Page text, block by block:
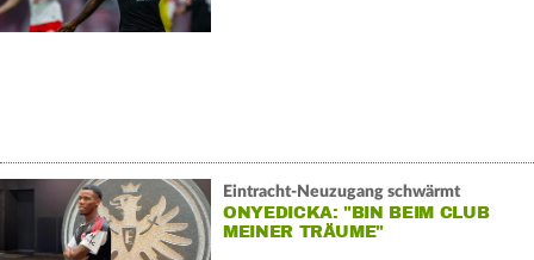
Eintracht-Neuzugang schwärmt
ONYEDICKA: "BIN BEIM CLUB
MEINER TRÄUME"